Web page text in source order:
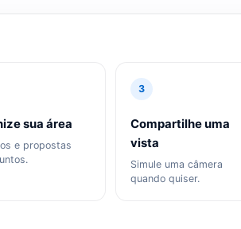
sua área
e propostas
3
Compartilhe uma
vista
Simule uma câmera
quando quiser.